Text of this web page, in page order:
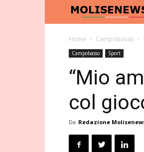
Home Campobasso
Campobasso Sport
“Mio
col
Da Redazione